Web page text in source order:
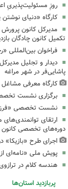
روزِ مسئولیت‌پذیریِ
کارگاه «دنیای
مدیرکل کانون پرورش
تکمیل کانون چادگان
فراخوان بین‌المللی
دیدار و تجلیل
پاشایی‌فر در شهر مراغه
کارگاه معرفی مشاغل
برگزاری نشست
نشست تخصصی
ارتقای
دوره‌های تخصصی
اجرای طرح «بازیکا»
پویش ملی «نامه‌ای
هندسه کلام در
پربازدید استان‌ها